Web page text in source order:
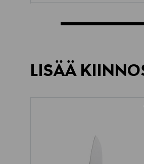
LISÄÄ